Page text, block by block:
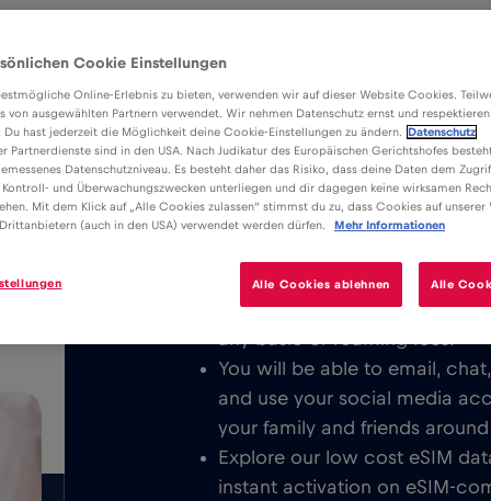
Переваги Опис
Download the easy to install Red
unlimited Mobile Internet in or all
We never charge a basic
eSIM card, you are ready to
You will be able to email,
and use your social media
your family and friends
Explore our low cost eSIM
instant activation on eSIM-
Cookie Einstellungen
Online-Erlebnis zu bieten, verwenden wir auf dieser Website Cookies.
von ausgewählten Partnern verwendet. Wir nehmen Datenschutz ernst und
Du hast jederzeit die Möglichkeit deine Cookie-Einstellungen zu ändern.
Datenschutz
Partnerdienste sind in den USA. Nach Judikatur des Europäischen Gerichtshofes
Datenschutzniveau. Es besteht daher das Risiko, dass deine Daten dem
Kontroll- und Überwachungszwecken unterliegen und dir dagegen keine wirksamen
Mit dem Klick auf „Alle Cookies zulassen“ stimmst du zu, dass Cookies auf unserer
(auch in den USA) verwendet werden dürfen.
Mehr Informationen
Alle Cookies ablehnen Alle